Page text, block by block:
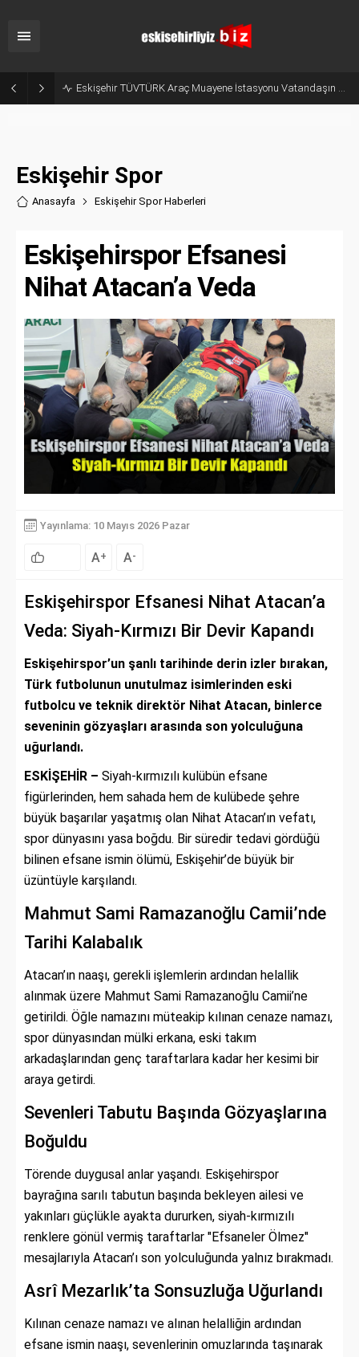
Odunpazarı Yaz Kur’an Kurslarında Değerler Eğitimi Seminerleri Düzenlendi
Eskişehir Spor
Anasayfa Eskişehir Spor Haberleri
Eskişehirspor Efsanesi
Nihat Atacan’a Veda
Yayınlama: 10 Mayıs 2026 Pazar
A+ A-
Eskişehirspor Efsanesi Nihat Atacan’a
Veda: Siyah-Kırmızı Bir Devir Kapandı
Eskişehirspor’un şanlı tarihinde derin izler bırakan,
Türk futbolunun unutulmaz isimlerinden eski
futbolcu ve teknik direktör Nihat Atacan, binlerce
seveninin gözyaşları arasında son yolculuğuna
uğurlandı.
ESKİŞEHİR – Siyah-kırmızılı kulübün efsane
figürlerinden, hem sahada hem de kulübede şehre
büyük başarılar yaşatmış olan Nihat Atacan’ın vefatı,
spor dünyasını yasa boğdu. Bir süredir tedavi gördüğü
bilinen efsane ismin ölümü, Eskişehir’de büyük bir
üzüntüyle karşılandı.
Mahmut Sami Ramazanoğlu Camii’nde
Tarihi Kalabalık
Atacan’ın naaşı, gerekli işlemlerin ardından helallik
alınmak üzere Mahmut Sami Ramazanoğlu Camii’ne
getirildi. Öğle namazını müteakip kılınan cenaze namazı,
spor dünyasından mülki erkana, eski takım
arkadaşlarından genç taraftarlara kadar her kesimi bir
araya getirdi.
Sevenleri Tabutu Başında Gözyaşlarına
Boğuldu
Törende duygusal anlar yaşandı. Eskişehirspor
bayrağına sarılı tabutun başında bekleyen ailesi ve
yakınları güçlükle ayakta dururken, siyah-kırmızılı
renklere gönül vermiş taraftarlar "Efsaneler Ölmez"
mesajlarıyla Atacan’ı son yolculuğunda yalnız bırakmadı.
Asrî Mezarlık’ta Sonsuzluğa Uğurlandı
Kılınan cenaze namazı ve alınan helalliğin ardından
efsane ismin naaşı, sevenlerinin omuzlarında taşınarak